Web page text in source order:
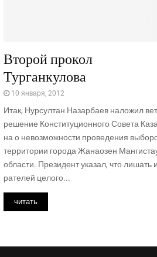
Второй прокол
Турганкулова
10 января, 2012
Итак, Нур­сул­тан Назар­ба­ев нало­жил
реше­ние Кон­сти­ту­ци­он­но­го Сове­та
на о невоз­мож­но­сти про­ве­де­ния
тер­ри­то­рии горо­да Жана­о­зен
обла­сти. Пре­зи­дент ука­зал, что лишать
ра­те­лей цело­го...
читать